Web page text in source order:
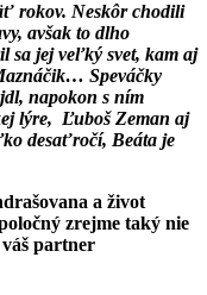
rokov. Neskôr chodili
avšak to dlho
sa jej veľký svet, kam aj
Speváčky
napokon s ním
lýre, Ľuboš Zeman aj
desaťročí, Beáta je
a život
zrejme taký nie
partner